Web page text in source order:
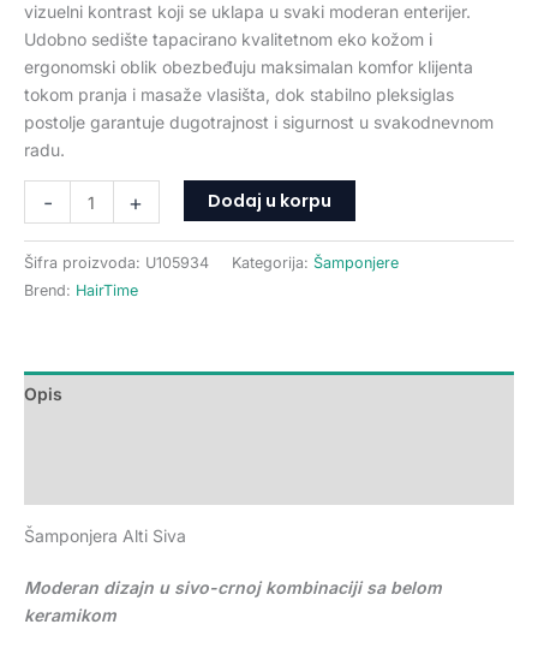
vizuelni kontrast koji se uklapa u svaki moderan enterijer.
Udobno sedište tapacirano kvalitetnom eko kožom i
ergonomski oblik obezbeđuju maksimalan komfor klijenta
tokom pranja i masaže vlasišta, dok stabilno pleksiglas
postolje garantuje dugotrajnost i sigurnost u svakodnevnom
radu.
- + Dodaj u korpu
Šifra proizvoda: U105934 Kategorija: Šamponjere
Brend: HairTime
Opis
Šamponjera Alti Siva
Moderan dizajn u sivo-crnoj kombinaciji sa belom
keramikom